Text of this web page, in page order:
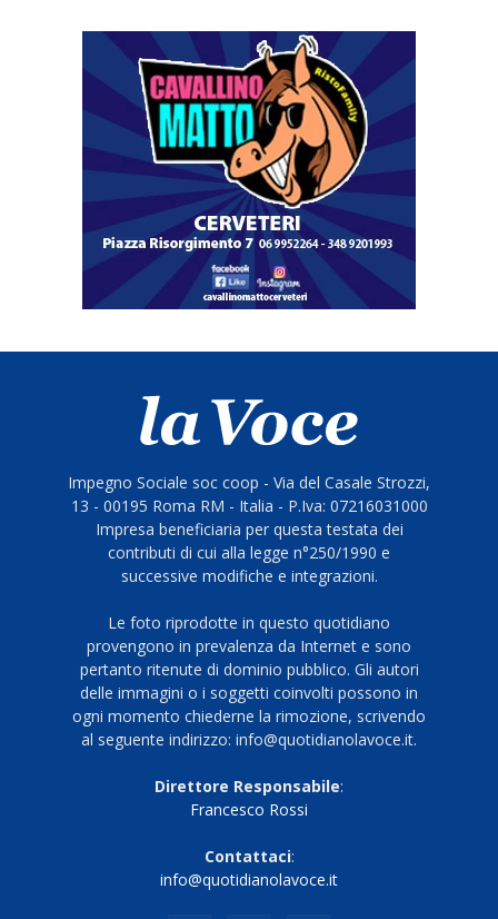
Impegno Sociale soc coop - Via del Casale Strozzi,
13 - 00195 Roma RM - Italia - P.Iva: 07216031000
Impresa beneficiaria per questa testata dei
contributi di cui alla legge n°250/1990 e
successive modifiche e integrazioni.
Le foto riprodotte in questo quotidiano
provengono in prevalenza da Internet e sono
pertanto ritenute di dominio pubblico. Gli autori
delle immagini o i soggetti coinvolti possono in
ogni momento chiederne la rimozione, scrivendo
al seguente indirizzo: info@quotidianolavoce.it.
Direttore Responsabile:
Francesco Rossi
Contattaci:
info@quotidianolavoce.it